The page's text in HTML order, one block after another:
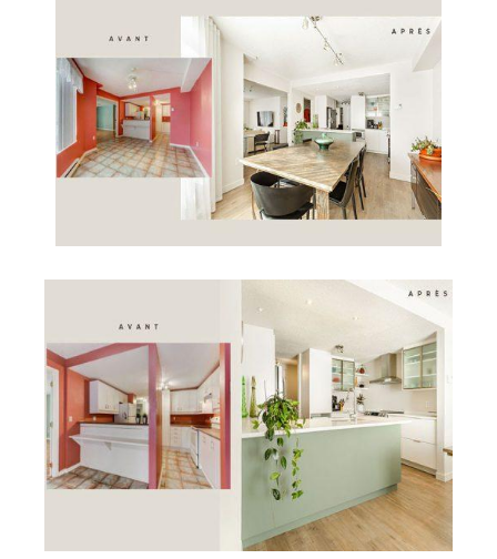
Condo au masculin (Québec)
Mission : Aménagement complet